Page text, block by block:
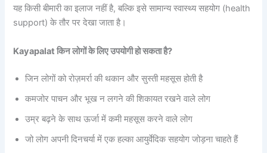
यह किसी बीमारी का इलाज नहीं है, बल्कि इसे सामान्य स्वास्थ्य सहयोग (health
support) के तौर पर देखा जाता है।
Kayapalat किन लोगों के लिए उपयोगी हो सकता है?
जिन लोगों को रोज़मर्रा की थकान और सुस्ती महसूस होती है
कमजोर पाचन और भूख न लगने की शिकायत रखने वाले लोग
उम्र बढ़ने के साथ ऊर्जा में कमी महसूस करने वाले लोग
जो लोग अपनी दिनचर्या में एक हल्का आयुर्वेदिक सहयोग जोड़ना चाहते हैं